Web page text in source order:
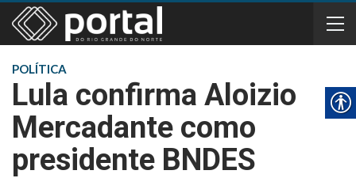
POLÍTICA
Lula confirma Aloizio
Mercadante como
presidente BNDES